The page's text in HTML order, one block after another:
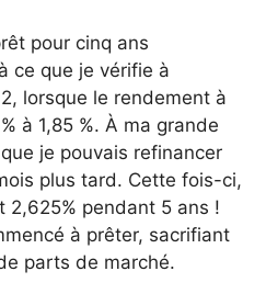
pour cinq ans
ce que je vérifie à
lorsque le rendement à
à 1,85 %. À ma grande
je pouvais refinancer
plus tard. Cette fois-ci,
2,625% pendant 5 ans !
à prêter, sacrifiant
parts de marché.